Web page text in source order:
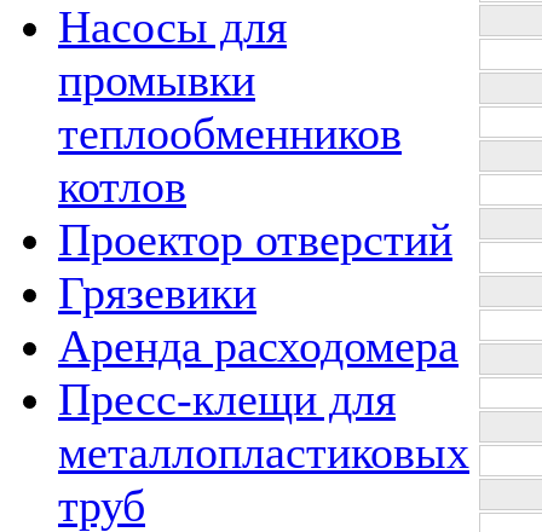
Насосы для
промывки
теплообменников
котлов
Проектор отверстий
Грязевики
Аренда расходомера
Пресс-клещи для
металлопластиковых
труб